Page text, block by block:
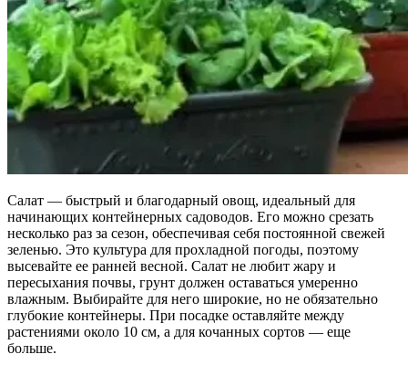
Салат — быстрый и благодарный овощ, идеальный для
начинающих контейнерных садоводов. Его можно срезать
несколько раз за сезон, обеспечивая себя постоянной свежей
зеленью. Это культура для прохладной погоды, поэтому
высевайте ее ранней весной. Салат не любит жару и
пересыхания почвы, грунт должен оставаться умеренно
влажным. Выбирайте для него широкие, но не обязательно
глубокие контейнеры. При посадке оставляйте между
растениями около 10 см, а для кочанных сортов — еще
больше.